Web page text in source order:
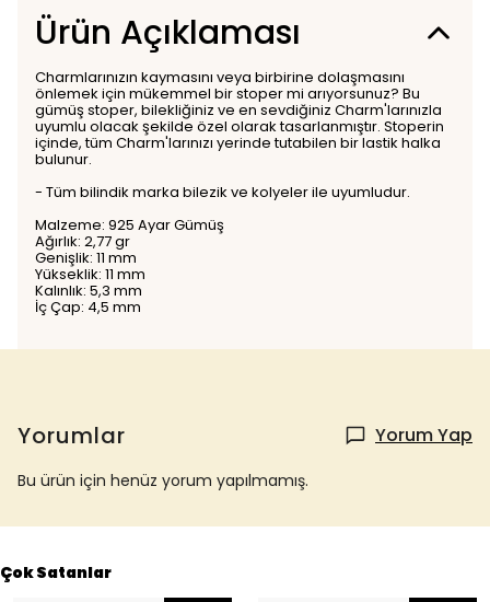
Ürün Açıklaması
Charmlarınızın kaymasını veya birbirine dolaşmasını
önlemek için mükemmel bir stoper mi arıyorsunuz? Bu
gümüş stoper, bilekliğiniz ve en sevdiğiniz Charm'larınızla
uyumlu olacak şekilde özel olarak tasarlanmıştır. Stoperin
içinde, tüm Charm'larınızı yerinde tutabilen bir lastik halka
bulunur.
- Tüm bilindik marka bilezik ve kolyeler ile uyumludur.
Malzeme: 925 Ayar Gümüş
Ağırlık: 2,77 gr
Genişlik: 11 mm
Yükseklik: 11 mm
Kalınlık: 5,3 mm
İç Çap: 4,5 mm
Yorumlar Yorum Yap
Bu ürün için henüz yorum yapılmamış.
Çok Satanlar